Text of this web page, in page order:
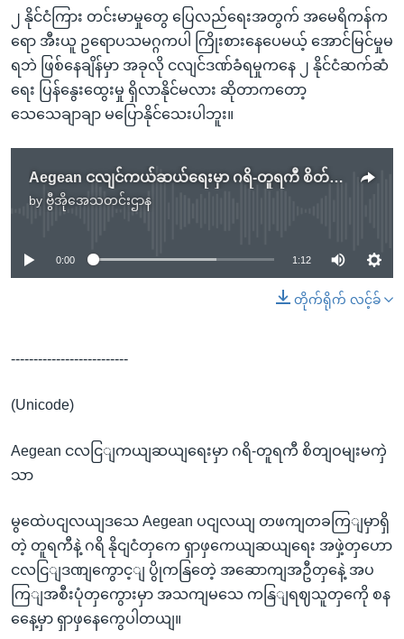
၂ နိုင်ငံကြား တင်းမာမှုတွေ ပြေလည်ရေးအတွက် အမေရိကန်က
ရော အီးယူ ဥရောပသမဂ္ဂကပါ ကြိုးစားနေပေမယ့် အောင်မြင်မှုမ
ရဘဲ ဖြစ်နေချိန်မှာ အခုလို ငလျင်ဒဏ်ခံရမှုကနေ ၂ နိုင်ငံဆက်ဆံ
ရေး ပြန်နွေးထွေးမှု ရှိလာနိုင်မလား ဆိုတာကတော့
သေသေချာချာ မပြောနိုင်သေးပါဘူး။
Aegean ငလျင်ကယ်ဆယ်ရေးမှာ ဂရိ-တူရကီ စိတ်ဝမ်းမကွဲသာ
by ဗွီအိုအေသတင်းဌာန
No media source currently available
0:00 1:12
တိုက်ရိုက် လင့်ခ်
--------------------------
(Unicode)
Aegean ငလငြျကယျဆယျရေးမှာ ဂရိ-တူရကီ စိတျဝမျးမကှဲ
သာ
မွထေဲပငျလယျဒသေ Aegean ပငျလယျ တဖကျတခကြျမှာရှိ
တဲ့ တူရကီနဲ့ ဂရိ နိုငျငံတှကေ ရှာဖှကေယျဆယျရေး အဖှဲ့တှဟော
ငလငြျဒဏျကွောင့ျ ပွိုကနြတေဲ့ အဆောကျအဦတှနေဲ့ အပ
ကြျအစီးပုံတှကွေားမှာ အသကျမသေ ကနြျရဈသူတှကေို စန
နေေ့မှာ ရှာဖှနေကွေပါတယျ။